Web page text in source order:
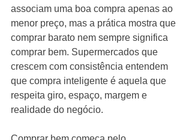
associam uma boa compra apenas ao
menor preço, mas a prática mostra que
comprar barato nem sempre significa
comprar bem. Supermercados que
crescem com consistência entendem
que compra inteligente é aquela que
respeita giro, espaço, margem e
realidade do negócio.